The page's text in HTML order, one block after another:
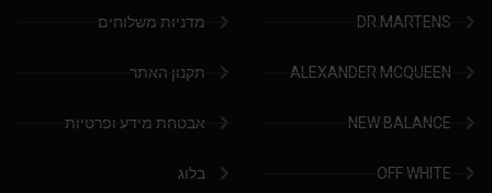
DR.MARTENS
ALEXANDER MCQUEEN
NEW BALANCE
OFF WHITE
מדניות משלוחים
תקנון האתר
אבטחת מידע ופרטיות
בלוג